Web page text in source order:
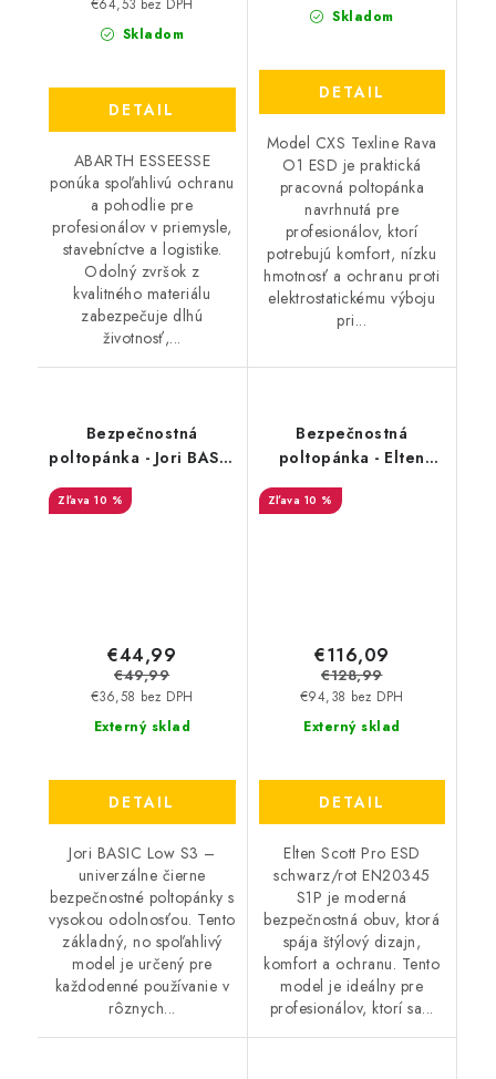
Skladom
€64,53 bez DPH
DETAIL
ABARTH ESSEESSE
ponúka spoľahlivú ochranu
a pohodlie pre
profesionálov v priemysle,
stavebníctve a logistike.
Odolný zvršok z
kvalitného materiálu
zabezpečuje dlhú
životnosť,...
Skladom
DETAIL
Model CXS Texline Rava
O1 ESD je praktická
pracovná poltopánka
navrhnutá pre
profesionálov, ktorí
potrebujú komfort, nízku
hmotnosť a ochranu proti
elektrostatickému výboju
pri...
Bezpečnostná
poltopánka - Jori BASIC
35675
10 %
Externý sklad
€36,58 bez DPH
€44,99
€49,99
DETAIL
Jori BASIC Low S3 –
univerzálne čierne
bezpečnostné poltopánky s
vysokou odolnosťou. Tento
základný, no spoľahlivý
model je určený pre
každodenné používanie v
rôznych...
Bezpečnostná
poltopánka - Elten
čierna-červená 25640
10 %
Externý sklad
€94,38 bez DPH
€116,09
€128,99
DETAIL
Elten Scott Pro ESD
schwarz/rot EN20345
S1P je moderná
bezpečnostná obuv, ktorá
spája štýlový dizajn,
komfort a ochranu. Tento
model je ideálny pre
profesionálov, ktorí sa...